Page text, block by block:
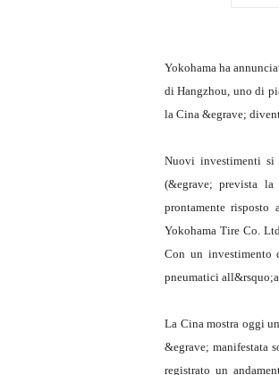
Yokohama ha
di Hangzhou, uno di
la Cina &egrave;
Nuovi investimenti si
(&egrave; prevista
prontamente risposto
Yokohama Tire Co.
Con un
pneumatici
La Cina mostra oggi
&egrave; manifestata
registrato un